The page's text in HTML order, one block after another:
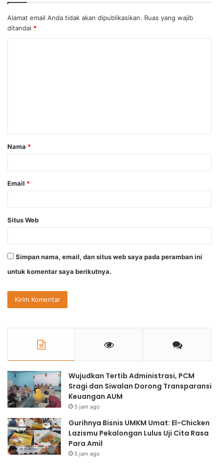
Alamat email Anda tidak akan dipublikasikan. Ruas yang wajib
ditandai *
a
r
Nama *
Email *
Situs Web
Simpan nama, email, dan situs web saya pada peramban ini
untuk komentar saya berikutnya.
Wujudkan Tertib Administrasi, PCM
Sragi dan Siwalan Dorong Transparansi
Keuangan AUM
5 jam ago
Gurihnya Bisnis UMKM Umat: El-Chicken
Lazismu Pekalongan Lulus Uji Cita Rasa
Para Amil
5 jam ago